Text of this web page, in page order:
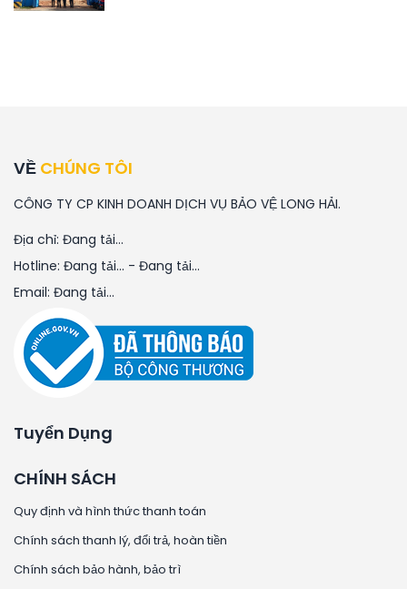
VỀ CHÚNG TÔI
CÔNG TY CP KINH DOANH DỊCH VỤ BẢO VỆ LONG HẢI.
Địa chỉ: Đang tải...
Hotline: Đang tải... - Đang tải...
Email: Đang tải...
Tuyển Dụng
CHÍNH SÁCH
Quy định và hình thức thanh toán
Chính sách thanh lý, đổi trả, hoàn tiền
Chính sách bảo hành, bảo trì